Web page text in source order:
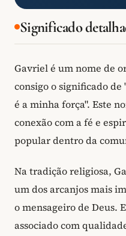
Significado
Gavriel é um nome de
consigo o significado de
é a minha força". Este
conexão com a fé e
popular dentro da
Na tradição religiosa,
um dos arcanjos mais
o mensageiro de Deus.
associado com